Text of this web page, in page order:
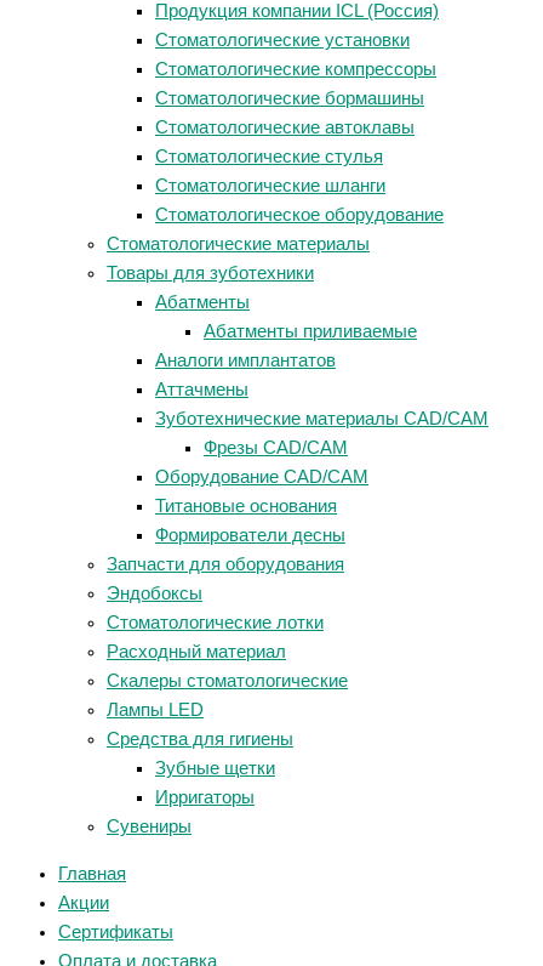
Продукция компании ICL (Россия)
Стоматологические установки
Стоматологические компрессоры
Стоматологические бормашины
Стоматологические автоклавы
Стоматологические стулья
Стоматологические шланги
Стоматологическое оборудование
Стоматологические материалы
Товары для зуботехники
Абатменты
Абатменты приливаемые
Аналоги имплантатов
Аттачмены
Зуботехнические материалы CAD/CAM
Фрезы CAD/CAM
Оборудование CAD/CAM
Титановые основания
Формирователи десны
Запчасти для оборудования
Эндобоксы
Стоматологические лотки
Расходный материал
Скалеры стоматологические
Лампы LED
Средства для гигиены
Зубные щетки
Ирригаторы
Сувениры
Главная
Акции
Сертификаты
Оплата и доставка